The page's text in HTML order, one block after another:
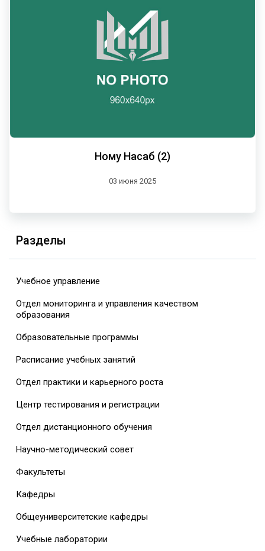
Ному Насаб (2)
03 июня 2025
Разделы
Учебное управление
Отдел мониторинга и управления качеством
образования
Образовательные программы
Расписание учебных занятий
Отдел практики и карьерного роста
Центр тестирования и регистрации
Отдел дистанционного обучения
Научно-методический совет
Факультеты
Кафедры
Общеуниверситетские кафедры
Учебные лаборатории